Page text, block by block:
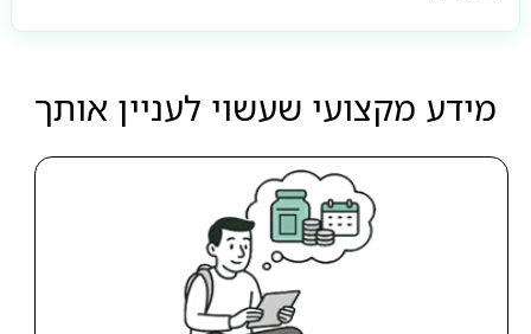
מידע מקצועי שעשוי לעניין אותך